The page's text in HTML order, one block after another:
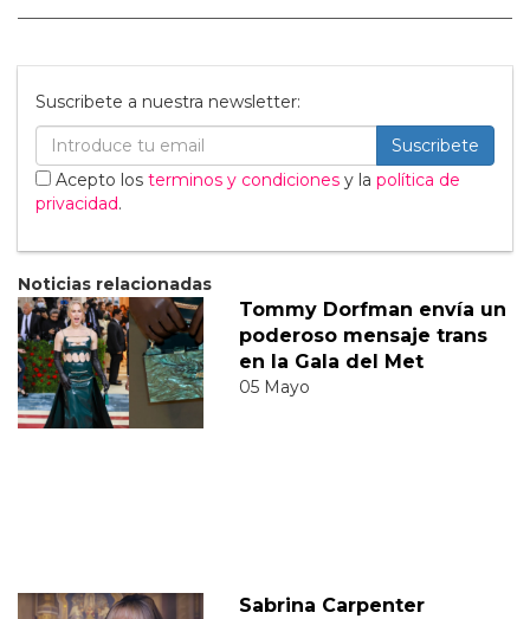
Suscribete a nuestra newsletter:
Suscribete
Acepto los terminos y condiciones y la política de
privacidad.
Noticias relacionadas
Tommy Dorfman envía un
poderoso mensaje trans
en la Gala del Met
05 Mayo
Sabrina Carpenter